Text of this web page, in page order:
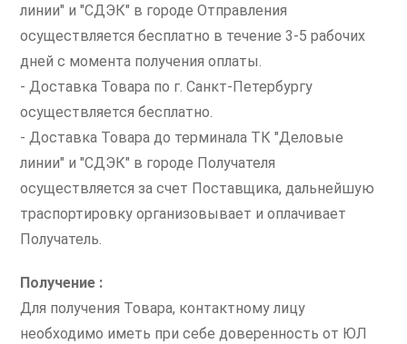
линии" и "СДЭК" в городе Отправления
осуществляется бесплатно в течение 3-5 рабочих
дней с момента получения оплаты.
- Доставка Товара по г. Санкт-Петербургу
осуществляется бесплатно.
- Доставка Товара до терминала ТК "Деловые
линии" и "СДЭК" в городе Получателя
осуществляется за счет Поставщика, дальнейшую
траспортировку организовывает и оплачивает
Получатель.
Получение :
Для получения Товара, контактному лицу
необходимо иметь при себе доверенность от ЮЛ